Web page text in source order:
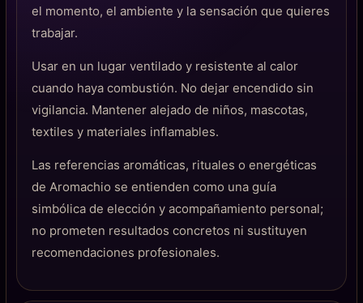
el momento, el ambiente y la sensación que quieres
trabajar.
Usar en un lugar ventilado y resistente al calor
cuando haya combustión. No dejar encendido sin
vigilancia. Mantener alejado de niños, mascotas,
textiles y materiales inflamables.
Las referencias aromáticas, rituales o energéticas
de Aromachio se entienden como una guía
simbólica de elección y acompañamiento personal;
no prometen resultados concretos ni sustituyen
recomendaciones profesionales.